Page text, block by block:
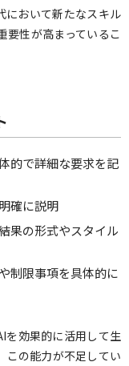
において新たなスキル
要性が高まっているこ
的で詳細な要求を記
確に説明
果の形式やスタイル
制限事項を具体的に
を効果的に活用して生
この能力が不足してい